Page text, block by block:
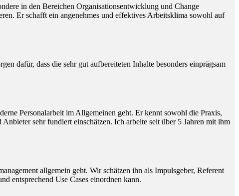
in den Bereichen Organisationsentwicklung und Change
Er schafft ein angenehmes und effektives Arbeitsklima sowohl auf
dafür, dass die sehr gut aufbereiteten Inhalte besonders einprägsam
Personalarbeit im Allgemeinen geht. Er kennt sowohl die Praxis,
sehr fundiert einschätzen. Ich arbeite seit über 5 Jahren mit ihm
allgemein geht. Wir schätzen ihn als Impulsgeber, Referent
entsprechend Use Cases einordnen kann.